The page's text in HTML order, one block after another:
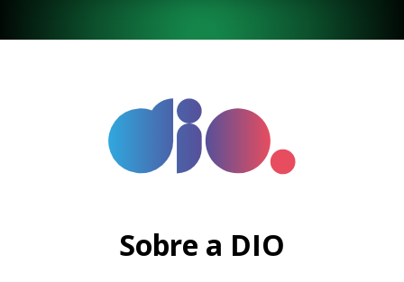
Sobre a DIO